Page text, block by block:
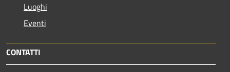
Luoghi
Eventi
CONTATTI